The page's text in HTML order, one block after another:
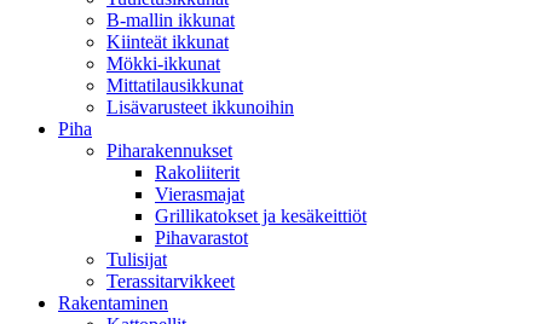
B-mallin ikkunat
Kiinteät ikkunat
Mökki-ikkunat
Mittatilausikkunat
Lisävarusteet ikkunoihin
Piha
Piharakennukset
Rakoliiterit
Vierasmajat
Grillikatokset ja kesäkeittiöt
Pihavarastot
Tulisijat
Terassitarvikkeet
Rakentaminen